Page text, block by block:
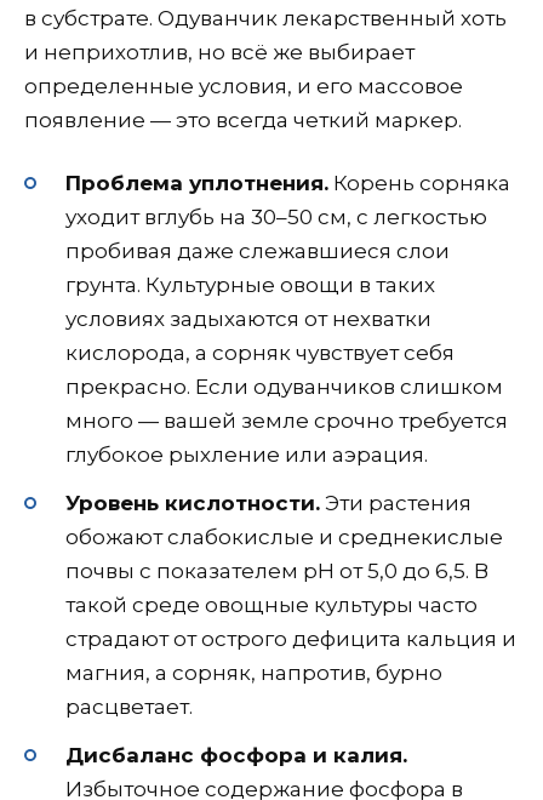
в субстрате. Одуванчик лекарственный хоть
и неприхотлив, но всё же выбирает
определенные условия, и его массовое
появление — это всегда четкий маркер.
Проблема уплотнения. Корень сорняка
уходит вглубь на 30–50 см, с легкостью
пробивая даже слежавшиеся слои
грунта. Культурные овощи в таких
условиях задыхаются от нехватки
кислорода, а сорняк чувствует себя
прекрасно. Если одуванчиков слишком
много — вашей земле срочно требуется
глубокое рыхление или аэрация.
Уровень кислотности. Эти растения
обожают слабокислые и среднекислые
почвы с показателем pH от 5,0 до 6,5. В
такой среде овощные культуры часто
страдают от острого дефицита кальция и
магния, а сорняк, напротив, бурно
расцветает.
Дисбаланс фосфора и калия.
Избыточное содержание фосфора в